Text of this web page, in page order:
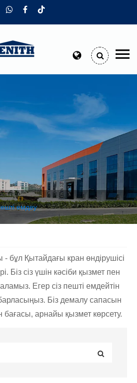
емдеу
бұл Қытайдағы кран өндірушісі
Біз сіз үшін кәсіби қызмет пен
Егер сіз пешті емдейтін
Біз демалу сапасын
арнайы қызмет көрсету.